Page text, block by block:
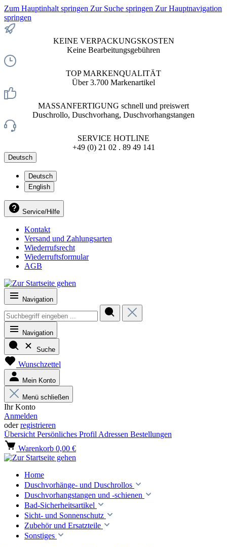
Zum Hauptinhalt springen Zur Suche springen Zur Hauptnavigation
springen
KEINE VERPACKUNGSKOSTEN
Keine Bearbeitungsgebühren
TOP MARKENQUALITÄT
Über 3.700 Markenartikel
MASSANFERTIGUNG schnell und preiswert
Duschrollo, Duschvorhang, Duschvorhangstangen
SERVICE HOTLINE
+49 (0) 21 02 . 89 49 141
Deutsch
Deutsch
English
Service/Hilfe
Kontakt
Versand und Zahlungsarten
Wiederrufsrecht
Wiederruftsformular
AGB
Navigation
Navigation
Suche
Wunschzettel
Mein Konto
Menü schließen
Ihr Konto
Anmelden
oderregistrieren
Übersicht Persönliches Profil Adressen Bestellungen
Warenkorb 0,00 €
Home
Duschvorhänge- und Duschrollos
Duschvorhangstangen und -schienen
Bad-Sicherheitsartikel
Sicht- und Sonnenschutz
Zubehör und Ersatzteile
Sonstiges